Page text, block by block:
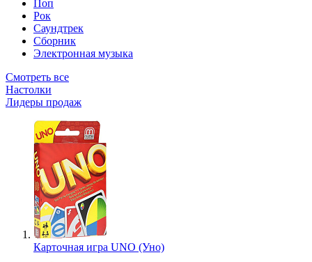
Поп
Рок
Саундтрек
Сборник
Электронная музыка
Смотреть все
Настолки
Лидеры продаж
Карточная игра UNO (Уно)